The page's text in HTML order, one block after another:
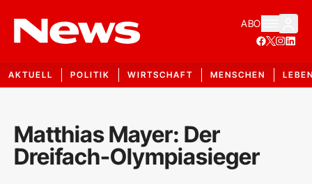
ABO
AKTUELL POLITIK WIRTSCHAFT MENSCHEN
Matthias Mayer: Der
Dreifach-Olympiasieger